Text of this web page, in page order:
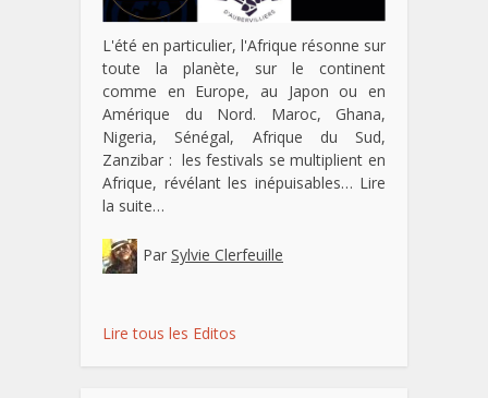
L'été en particulier, l'Afrique résonne sur
toute la planète, sur le continent
comme en Europe, au Japon ou en
Amérique du Nord. Maroc, Ghana,
Nigeria, Sénégal, Afrique du Sud,
Zanzibar : les festivals se multiplient en
Afrique, révélant les inépuisables… Lire
la suite…
Par Sylvie Clerfeuille
Lire tous les Editos